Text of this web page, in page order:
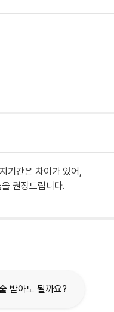
기간은 차이가 있어,
권장드립니다.
받아도 될까요?